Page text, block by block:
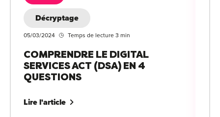
Décryptage
05/03/2024 Temps de lecture 3 min
COMPRENDRE LE DIGITAL
SERVICES ACT (DSA) EN 4
QUESTIONS
Lire l'article